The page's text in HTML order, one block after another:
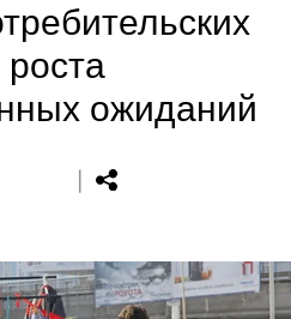
ожиданий